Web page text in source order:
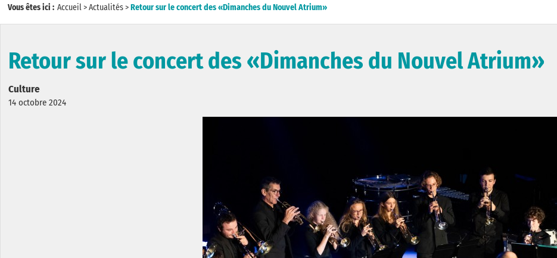
Vous êtes ici : Accueil>Actualités>Retour sur le concert des «Dimanches du Nouvel Atrium»
Retour sur le concert des «Dimanches du Nouvel Atrium»
Culture
14 octobre 2024